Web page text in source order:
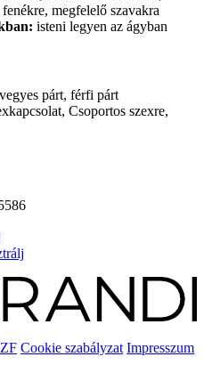
megfelelő szavakra
isteni legyen az ágyban
párt, férfi párt
Csoportos szexre,
Cookie szabályzat Impresszum